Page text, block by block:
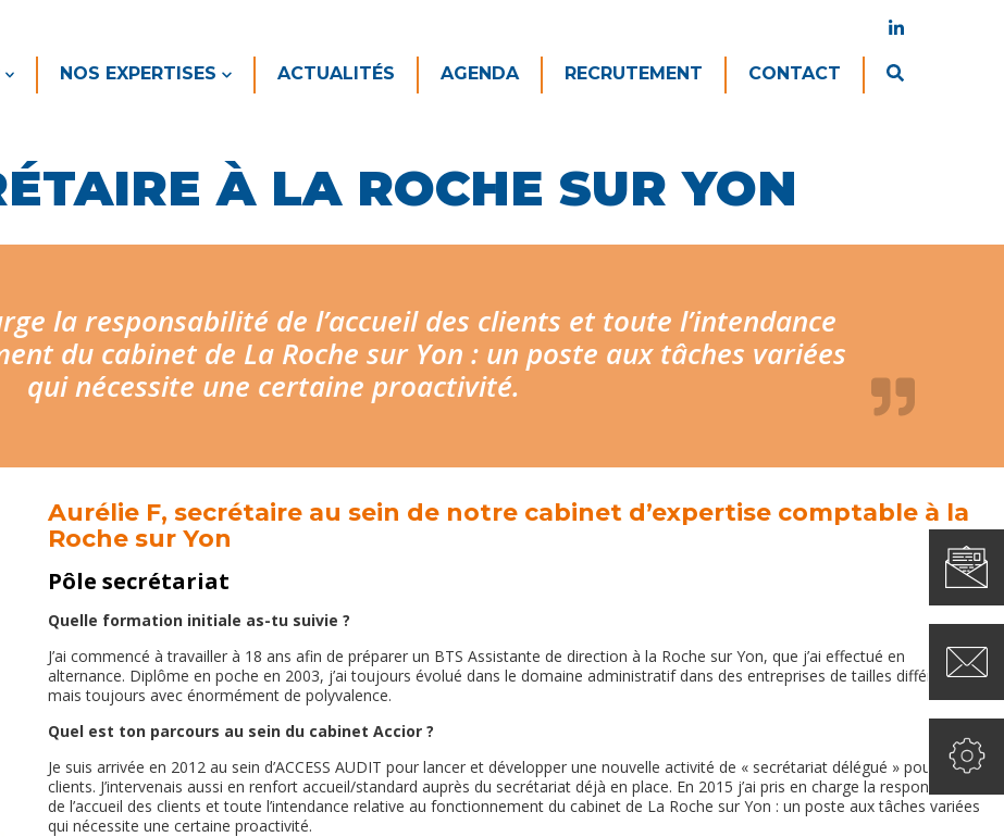
NOS EXPERTISES ACTUALITÉS AGENDA RECRUTEMENT CONTACT
À LA ROCHE SUR YON
la responsabilité de l’accueil des clients et toute l’intendance
du cabinet de La Roche sur Yon : un poste aux tâches variées
qui nécessite une certaine proactivité.
Aurélie F, secrétaire au sein de notre cabinet d’expertise comptable à la
Roche sur Yon
Pôle secrétariat
Quelle formation initiale as-tu suivie ?
J’ai commencé à travailler à 18 ans afin de préparer un BTS Assistante de direction à la Roche sur Yon, que j’ai effectué en
alternance. Diplôme en poche en 2003, j’ai toujours évolué dans le domaine administratif dans des entreprises de tailles différentes
mais toujours avec énormément de polyvalence.
Quel est ton parcours au sein du cabinet Accior ?
Je suis arrivée en 2012 au sein d’ACCESS AUDIT pour lancer et développer une nouvelle activité de « secrétariat délégué » pour nos
clients. J’intervenais aussi en renfort accueil/standard auprès du secrétariat déjà en place. En 2015 j’ai pris en charge la responsabilité
de l’accueil des clients et toute l’intendance relative au fonctionnement du cabinet de La Roche sur Yon : un poste aux tâches variées
qui nécessite une certaine proactivité.